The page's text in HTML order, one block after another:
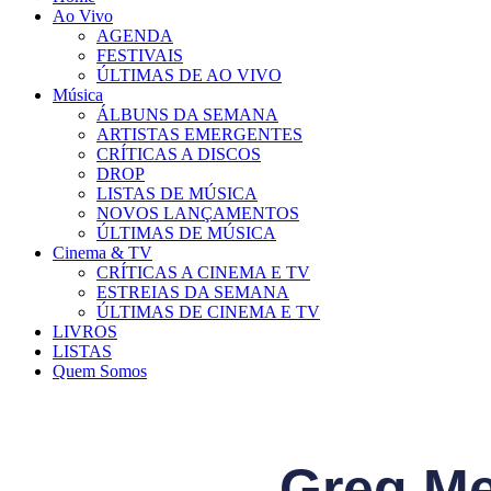
Ao Vivo
AGENDA
FESTIVAIS
ÚLTIMAS DE AO VIVO
Música
ÁLBUNS DA SEMANA
ARTISTAS EMERGENTES
CRÍTICAS A DISCOS
DROP
LISTAS DE MÚSICA
NOVOS LANÇAMENTOS
ÚLTIMAS DE MÚSICA
Cinema & TV
CRÍTICAS A CINEMA E TV
ESTREIAS DA SEMANA
ÚLTIMAS DE CINEMA E TV
LIVROS
LISTAS
Quem Somos